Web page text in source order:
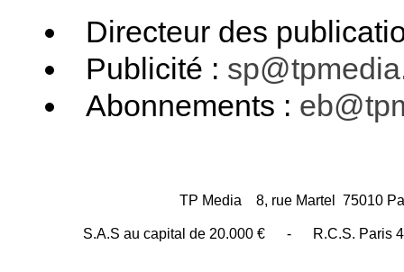
Directeur des
Publicité :
Abonnements :
TP Media 8, rue Martel 75010
S.A.S au capital de 20.000 € - R.C.S. Paris